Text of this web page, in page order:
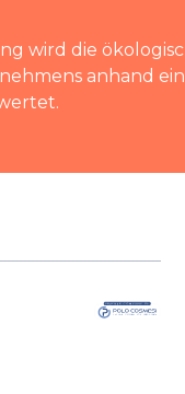
wird die
anhand